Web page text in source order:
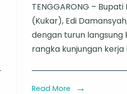
TENGGARONG –
(Kukar), Edi
dengan turun
rangka kunjungan kerja
Read More